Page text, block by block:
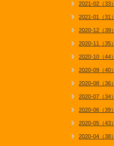
2021-02（33）
2021-01（31）
2020-12（39）
2020-11（35）
2020-10（44）
2020-09（40）
2020-08（36）
2020-07（34）
2020-06（39）
2020-05（43）
2020-04（38）